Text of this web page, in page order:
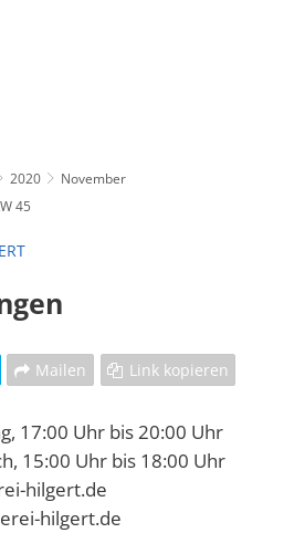
2020
November
45
Mailen Link kopieren
17:00 Uhr bis 20:00 Uhr
Uhr bis 18:00 Uhr
hilgert.de
hilgert.de